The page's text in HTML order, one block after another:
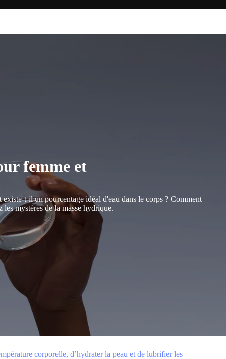
femme et
t-il un pourcentage idéal d'eau dans le corps ? Comment
mystères de la masse hydrique.
corporelle, d’hydrater la peau et de lubrifier les